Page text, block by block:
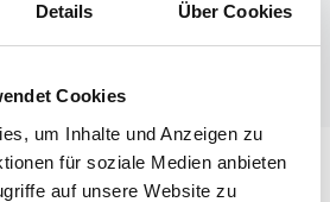
Details Über Cookies
Cookies
um Inhalte und Anzeigen zu
für soziale Medien anbieten
auf unsere Website zu